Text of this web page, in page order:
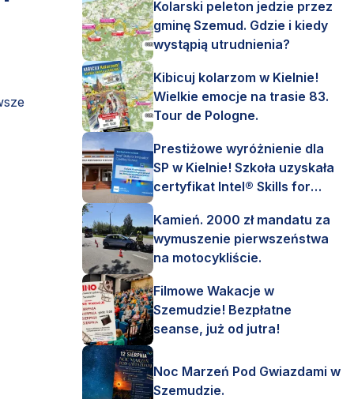
Kolarski peleton jedzie przez
gminę Szemud. Gdzie i kiedy
wystąpią utrudnienia?
Kibicuj kolarzom w Kielnie!
Wielkie emocje na trasie 83.
Tour de Pologne.
Prestiżowe wyróżnienie dla
SP w Kielnie! Szkoła uzyskała
certyfikat Intel® Skills for
Kamień. 2000 zł mandatu za
wymuszenie pierwszeństwa
na motocykliście.
Filmowe Wakacje w
Szemudzie! Bezpłatne
seanse, już od jutra!
Noc Marzeń Pod Gwiazdami w
Szemudzie.